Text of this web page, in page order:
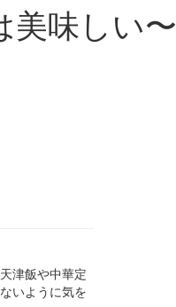
美味しい〜
津飯や中華定
いように気を